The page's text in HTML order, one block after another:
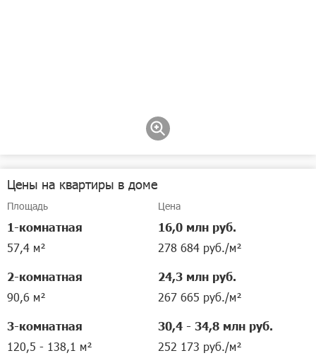
Цены на квартиры в доме
Площадь Цена
1-комнатная
57,4 м²
16,0 млн руб.
278 684 руб./м²
2-комнатная
90,6 м²
24,3 млн руб.
267 665 руб./м²
3-комнатная
120,5 - 138,1 м²
30,4 - 34,8 млн руб.
252 173 руб./м²